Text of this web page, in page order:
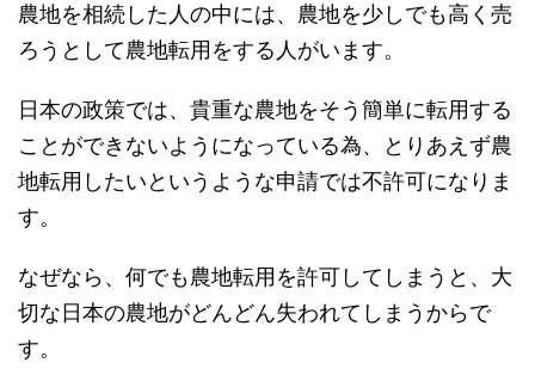
農地を相続した人の中には、農地を少しでも高く売
ろうとして農地転用をする人がいます。
日本の政策では、貴重な農地をそう簡単に転用する
ことができないようになっている為、とりあえず農
地転用したいというような申請では不許可になりま
す。
なぜなら、何でも農地転用を許可してしまうと、大
切な日本の農地がどんどん失われてしまうからで
す。